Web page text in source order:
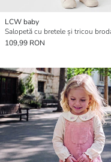
LCW baby
109,99 RON